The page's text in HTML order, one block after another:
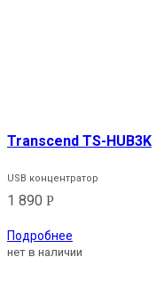
Transcend TS-HUB3K
USB концентратор
1 890 Р
Подробнее
нет в наличии